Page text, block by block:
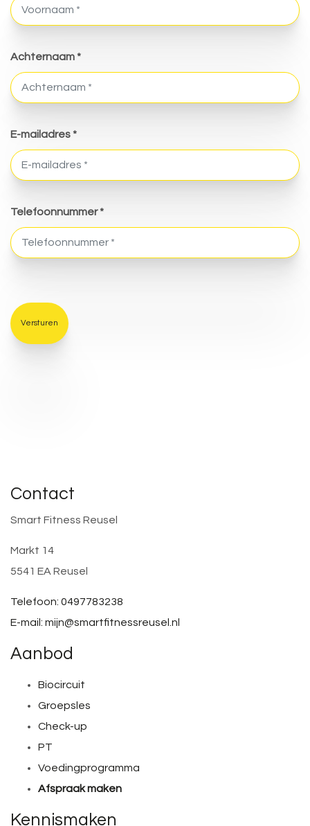
Achternaam *
E-mailadres *
Telefoonnummer *
Contact
Smart Fitness Reusel
Markt 14
5541 EA Reusel
Telefoon: 0497783238
E-mail: mijn@smartfitnessreusel.nl
Aanbod
Biocircuit
Groepsles
Check-up
PT
Voedingprogramma
Afspraak maken
Kennismaken